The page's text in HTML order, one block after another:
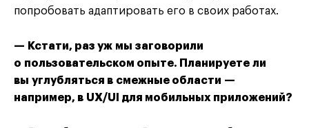
попробовать адаптировать его в своих работах.
— Кстати, раз уж мы заговорили
о пользовательском опыте. Планируете ли
вы углубляться в смежные области —
например, в UX/UI для мобильных приложений?